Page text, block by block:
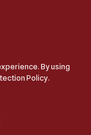
ALL RIGHTS
GOOGLE
By using
Policy.